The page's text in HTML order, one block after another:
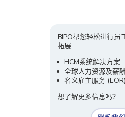
BIPO帮您轻松进行员
拓展
HCM系统解决方案
全球人力资源及薪
名义雇主服务 (EOR)
想了解更多信息吗？